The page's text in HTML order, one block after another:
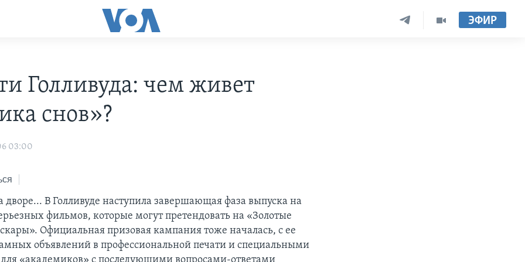
ЭФИР
Голливуда: чем живет
снов»?
03:00
дворе... В Голливуде наступила завершающая фаза выпуска на
фильмов, которые могут претендовать на «Золотые
Официальная призовая кампания тоже началась, с ее
объявлений в профессиональной печати и специальными